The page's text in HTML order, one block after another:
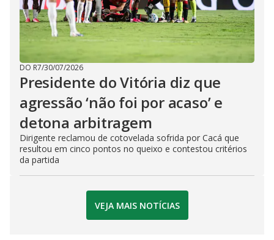
DO R7/30/07/2026
Presidente do Vitória diz que
agressão ‘não foi por acaso’ e
detona arbitragem
Dirigente reclamou de cotovelada sofrida por Cacá que
resultou em cinco pontos no queixo e contestou critérios
da partida
VEJA MAIS NOTÍCIAS